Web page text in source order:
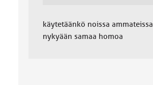
käytetäänkö noissa ammateissa
nykyään samaa homoa